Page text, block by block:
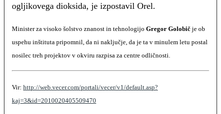
ogljikovega dioksida, je izpostavil Orel.
Minister za visoko šolstvo znanost in tehnologijo Gregor Golobič je ob
uspehu inštituta pripomnil, da ni naključje, da je ta v minulem letu postal
nosilec treh projektov v okviru razpisa za centre odličnosti.
Vir: http://web.vecer.com/portali/vecer/v1/default.asp?
kaj=3&id=2010020405509470